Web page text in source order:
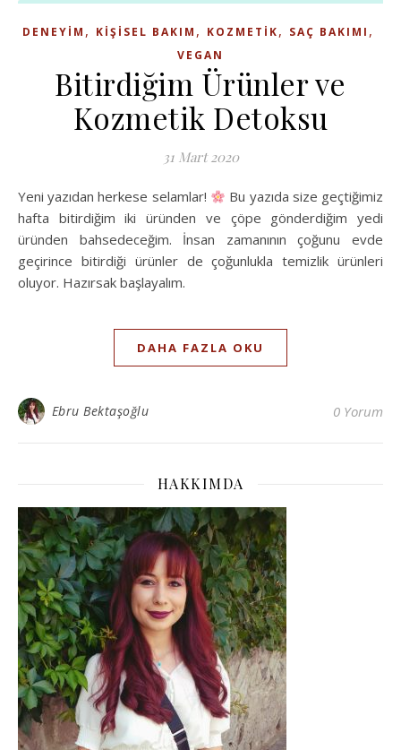
DENEYIM , KIŞISEL BAKIM , KOZMETIK, SAÇ BAKIMI ,
VEGAN
Bitirdiğim Ürünler ve
Kozmetik Detoksu
31 Mart 2020
Yeni yazıdan herkese selamlar!
Bu yazıda size geçtiğimiz
hafta bitirdiğim iki üründen ve çöpe gönderdiğim yedi
üründen bahsedeceğim. İnsan zamanının çoğunu evde
geçirince bitirdiği ürünler de çoğunlukla temizlik ürünleri
oluyor. Hazırsak başlayalım.
DAHA FAZLA OKU
Ebru Bektaşoğlu 0 Yorum
HAKKIMDA